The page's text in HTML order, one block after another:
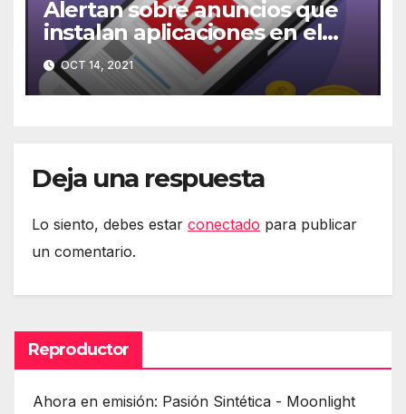
Alertan sobre anuncios que
instalan aplicaciones en el
móvil
OCT 14, 2021
Deja una respuesta
Lo siento, debes estar conectado para publicar
un comentario.
Reproductor
Ahora en emisión: Pasión Sintética - Moonlight